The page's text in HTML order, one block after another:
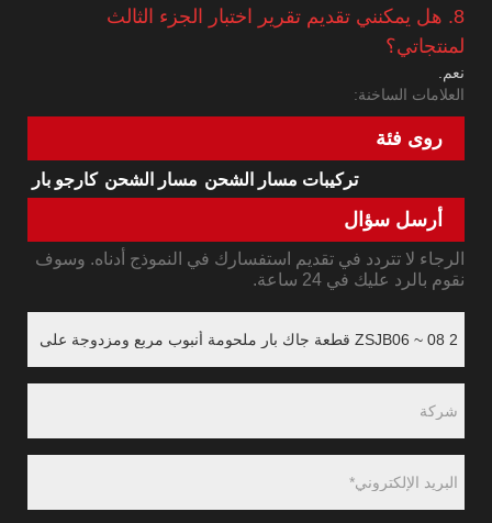
8. هل يمكنني تقديم تقرير اختبار الجزء الثالث
لمنتجاتي؟
نعم.
العلامات الساخنة:
روى فئة
كارجو بار مسار الشحن تركيبات مسار الشحن
أرسل سؤال
الرجاء لا تتردد في تقديم استفسارك في النموذج أدناه. وسوف
نقوم بالرد عليك في 24 ساعة.